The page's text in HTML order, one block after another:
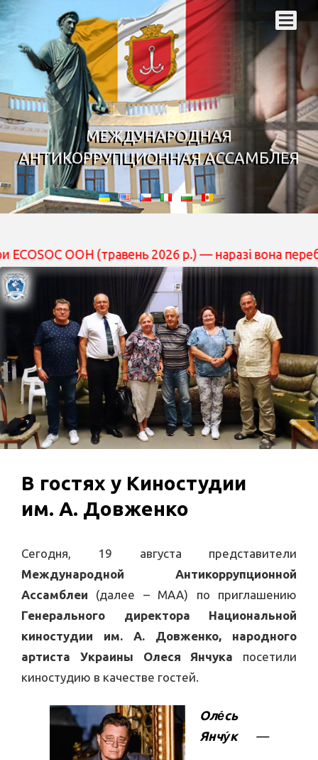
МЕЖДУНАРОДНАЯ
АНТИКОРРУПЦИОННАЯ АССАМБЛЕЯ
ООН (травень 2026 р.) — наразі вона
В гостях у Киностудии
им. А. Довженко
Сегодня, 19 августа представители
Международной Антикоррупционной
Ассамблеи (далее – МАА) по приглашению
Генерального директора Национальной
киностудии им. А. Довженко, народного
артиста Украины Олеся Янчука посетили
киностудию в качестве гостей.
Оле́сь
Янчу́к—